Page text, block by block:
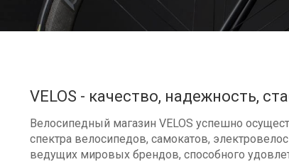
VELOS - качество, надежность,
Велосипедный магазин VELOS успешно
спектра велосипедов, самокатов,
ведущих мировых брендов, способного